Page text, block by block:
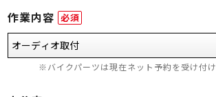
作業内容 必須
※バイクパーツは現在ネット予約を受け付